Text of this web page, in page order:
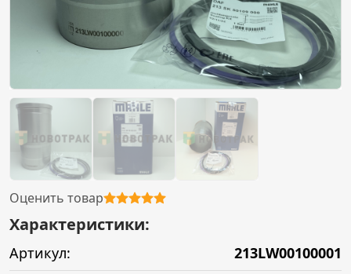
Оценить товар
Характеристики:
Артикул:
213LW00100001